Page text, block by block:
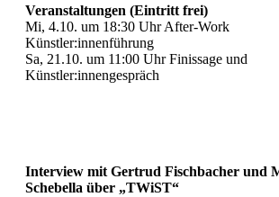
Veranstaltungen (Eintritt frei)
Mi, 4.10. um 18:30 Uhr After-Work
Künstler:innenführung
Sa, 21.10. um 11:00 Uhr Finissage und
Künstler:innengespräch
Interview mit Gertrud Fischbacher und
Schebella über „TWiST“